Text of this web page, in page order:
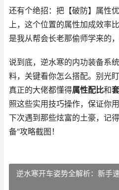
还有个绝招：把【破防】属性
上，这个位置的属性加成效率
是我从帮会长老那偷师学来的
说到底，逆水寒的内功装备系
料，关键看你怎么搭配。别光
真正的大佬都懂得属性配比和
照这些实用技巧操作，保证你
下次遇到那些炫富的土豪，记
备"攻略截图！
逆水寒开车姿势全解析：新手